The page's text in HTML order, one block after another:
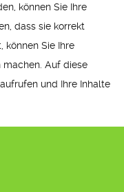
können Sie Ihre
dass sie korrekt
können Sie Ihre
Auf diese
und Ihre Inhalte